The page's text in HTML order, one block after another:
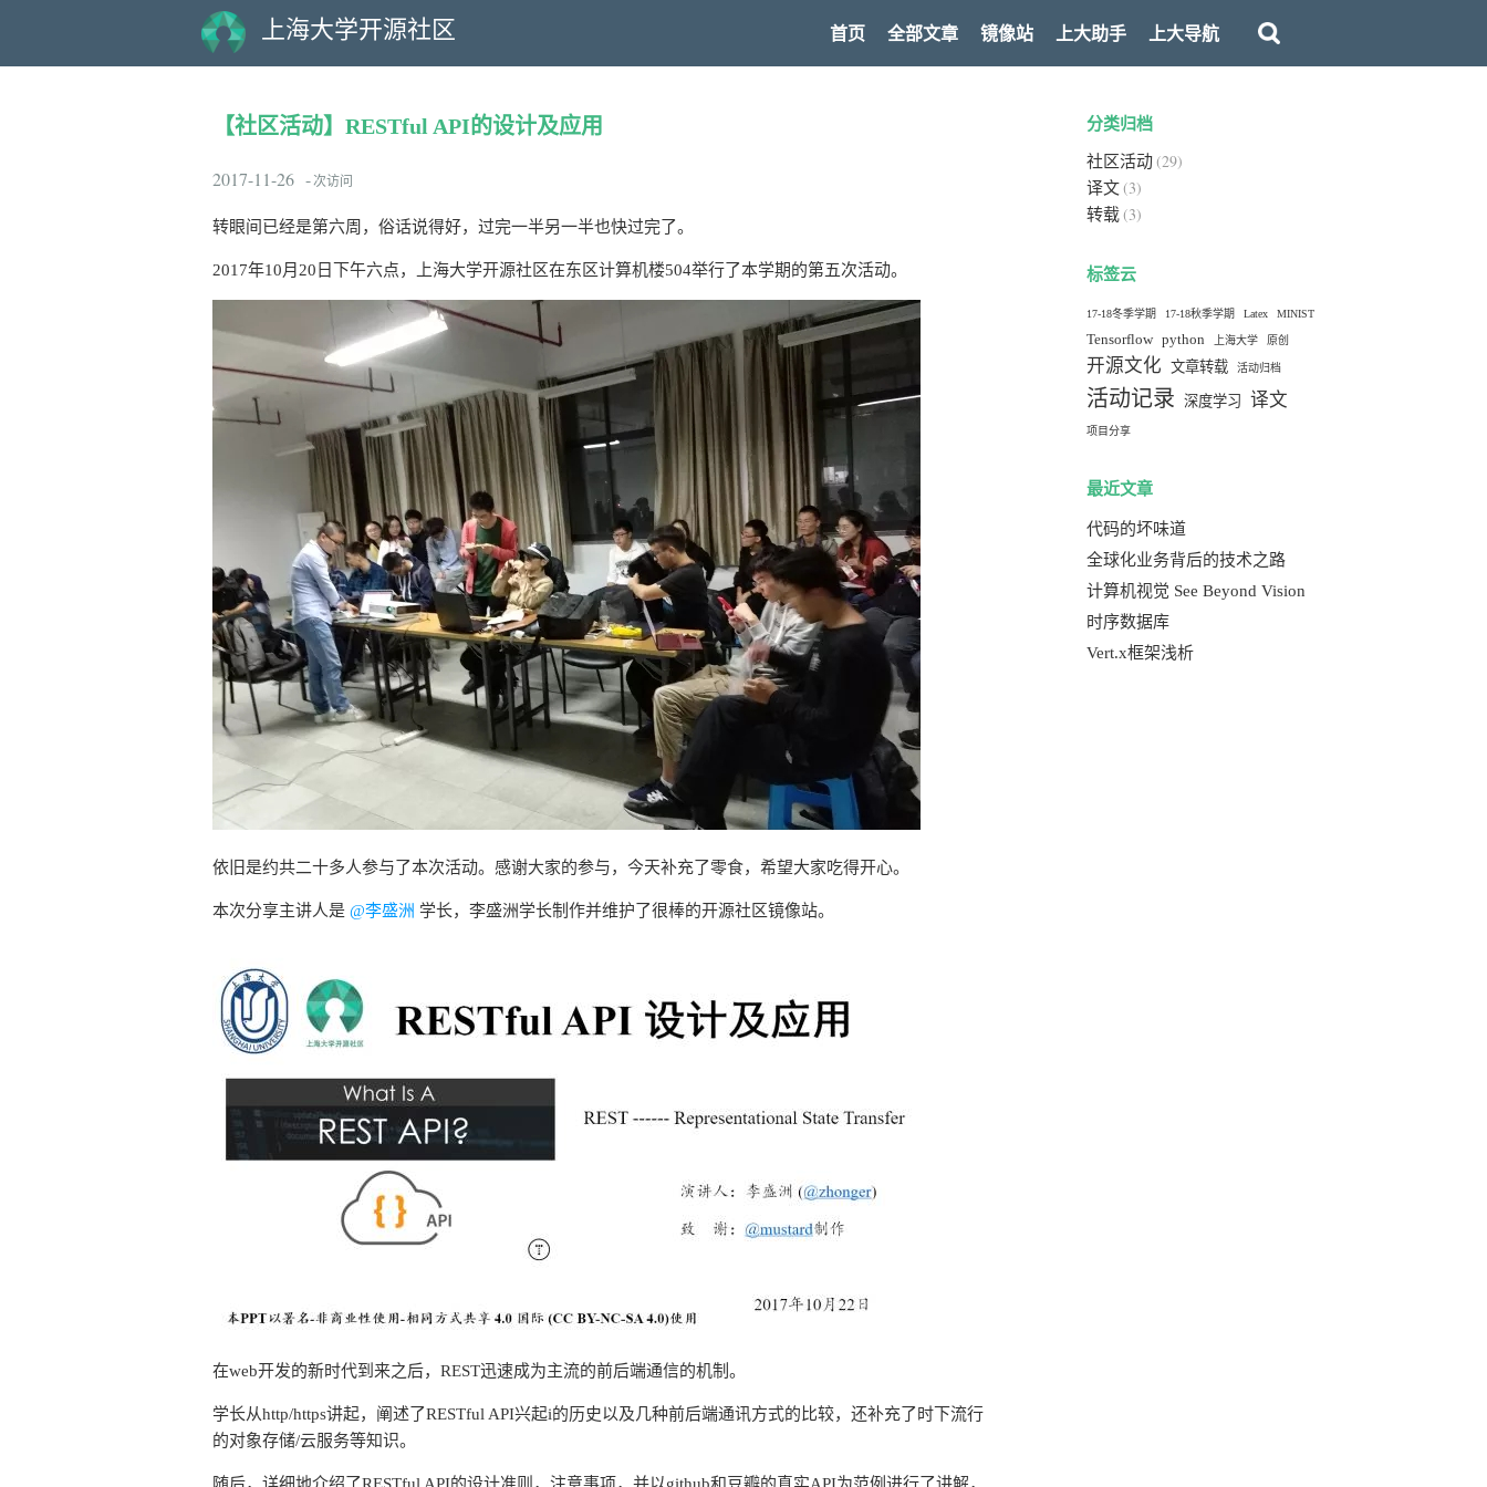
上海大学开源社区 首页 全部文章 镜像站 上大助手 上大导航
【社区活动】RESTful API的设计及应用
2017-11-26 -次访问
转眼间已经是第六周，俗话说得好，过完一半另一半也快过完了。
2017年10月20日下午六点，上海大学开源社区在东区计算机楼504举行了本学期的第五次活动。
依旧是约共二十多人参与了本次活动。感谢大家的参与，今天补充了零食，希望大家吃得开心。
本次分享主讲人是 @李盛洲 学长，李盛洲学长制作并维护了很棒的开源社区镜像站。
在web开发的新时代到来之后，REST迅速成为主流的前后端通信的机制。
学长从http/https讲起，阐述了RESTful API兴起i的历史以及几种前后端通讯方式的比较，还补充了时下流行
的对象存储/云服务等知识。
分类归档
社区活动 29
译文 3
转载 3
标签云
17-18冬季学期 17-18秋季学期 Latex MINIST
Tensorflow python 上海大学 原创
开源文化 文章转载 活动归档
活动记录 深度学习 译文
项目分享
最近文章
代码的坏味道
全球化业务背后的技术之路
计算机视觉 See Beyond Vision
时序数据库
Vert.x框架浅析